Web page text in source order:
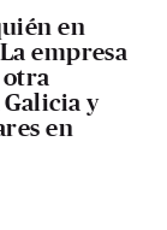
en
empresa
y
en